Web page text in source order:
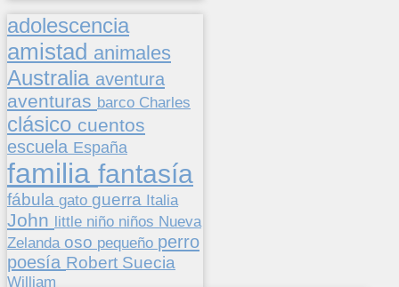
adolescencia
amistad animales
Australia aventura
aventuras barco Charles
clásico cuentos
escuela España
familia fantasía
fábula gato guerra Italia
John little niño niños Nueva
Zelanda oso pequeño perro
poesía Robert Suecia
William